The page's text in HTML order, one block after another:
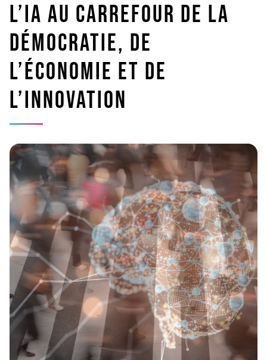
L’IA au carrefour de la
démocratie, de
l’économie et de
l’innovation